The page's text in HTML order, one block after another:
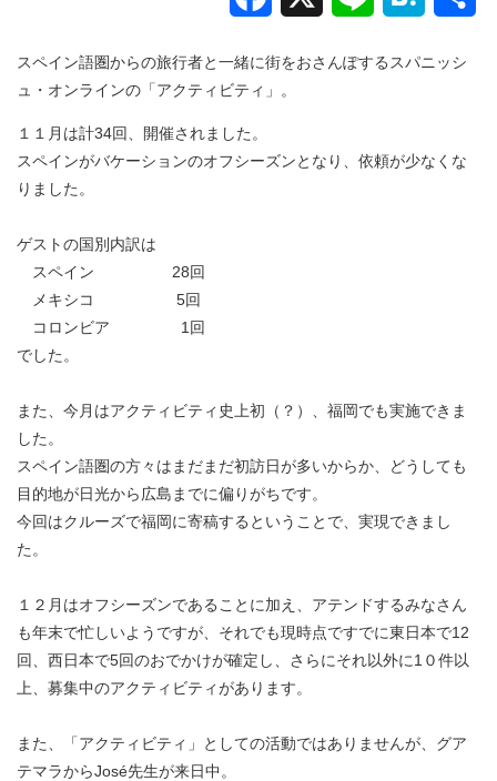
スペイン語圏からの旅行者と一緒に街をおさんぽするスパニッシ
ュ・オンラインの「アクティビティ」。
１１月は計34回、開催されました。
スペインがバケーションのオフシーズンとなり、依頼が少なくな
りました。
ゲストの国別内訳は
スペイン 28回
メキシコ 5回
コロンビア 1回
でした。
また、今月はアクティビティ史上初（？）、福岡でも実施できま
した。
スペイン語圏の方々はまだまだ初訪日が多いからか、どうしても
目的地が日光から広島までに偏りがちです。
今回はクルーズで福岡に寄稿するということで、実現できまし
た。
１２月はオフシーズンであることに加え、アテンドするみなさん
も年末で忙しいようですが、それでも現時点ですでに東日本で12
回、西日本で5回のおでかけが確定し、さらにそれ以外に1０件以
上、募集中のアクティビティがあります。
また、「アクティビティ」としての活動ではありませんが、グア
テマラからJosé先生が来日中。